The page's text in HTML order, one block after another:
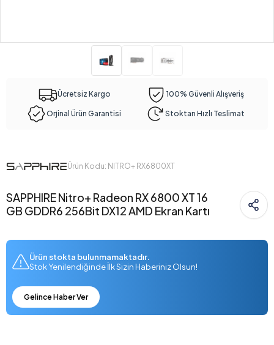
Ücretsiz Kargo 100% Güvenli Alışveriş
Orjinal Ürün Garantisi Stoktan Hızlı Teslimat
Ürün Kodu: NITRO+ RX6800XT
SAPPHIRE Nitro+ Radeon RX 6800 XT 16
GB GDDR6 256Bit DX12 AMD Ekran Kartı
Ürün stokta bulunmamaktadır.
Stok Yenilendiğinde İlk Sizin Haberiniz Olsun!
Gelince Haber Ver